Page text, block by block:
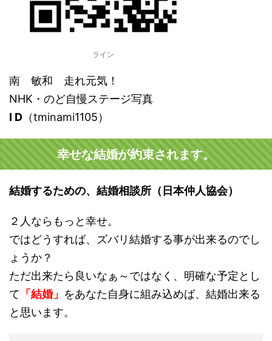
ライン
南 敏和 走れ元気！
NHK・のど自慢ステージ写真
I D （tminami1105）
幸せな結婚が約束されます。
結婚するための、結婚相談所（日本仲人協会）
２人ならもっと幸せ。
ではどうすれば、ズバリ結婚する事が出来るのでし
ょうか？
ただ出来たら良いなぁ～ではなく、明確な予定とし
て 「結婚」 をあなた自身に組み込めば、結婚出来る
と思います。